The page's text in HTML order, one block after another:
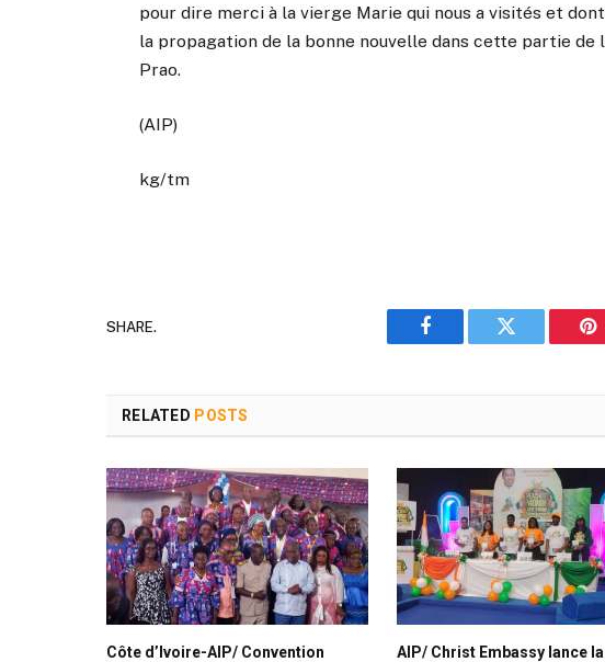
pour dire merci à la vierge Marie qui nous a visités et
la propagation de la bonne nouvelle dans cette partie de
Prao.
(AIP)
kg/tm
SHARE.
Facebook Twitter
RELATED POSTS
Côte d’Ivoire-AIP/ Convention
AIP/ Christ Embassy lance la